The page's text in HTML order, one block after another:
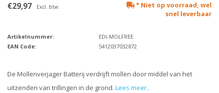
€29,97 Excl. btw
* Niet op voorraad, wel
snel leverbaar
Artikelnummer:
EDI-MOLFREE
EAN Code:
5412037032872
De Mollenverjager Batterij verdrijft mollen door middel van het
uitzenden van trillingen in de grond. Lees meer..